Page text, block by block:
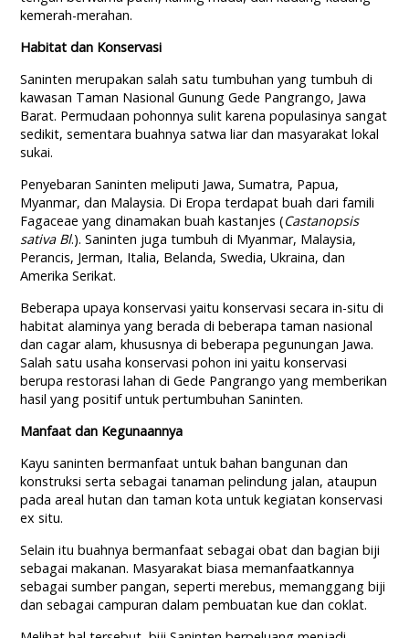
kemerah-merahan.
Habitat dan Konservasi
Saninten merupakan salah satu tumbuhan yang tumbuh di
kawasan Taman Nasional Gunung Gede Pangrango, Jawa
Barat. Permudaan pohonnya sulit karena populasinya sangat
sedikit, sementara buahnya satwa liar dan masyarakat lokal
sukai.
Penyebaran Saninten meliputi Jawa, Sumatra, Papua,
Myanmar, dan Malaysia. Di Eropa terdapat buah dari famili
Fagaceae yang dinamakan buah kastanjes (Castanopsis
sativa Bl.). Saninten juga tumbuh di Myanmar, Malaysia,
Perancis, Jerman, Italia, Belanda, Swedia, Ukraina, dan
Amerika Serikat.
Beberapa upaya konservasi yaitu konservasi secara in-situ di
habitat alaminya yang berada di beberapa taman nasional
dan cagar alam, khususnya di beberapa pegunungan Jawa.
Salah satu usaha konservasi pohon ini yaitu konservasi
berupa restorasi lahan di Gede Pangrango yang memberikan
hasil yang positif untuk pertumbuhan Saninten.
Manfaat dan Kegunaannya
Kayu saninten bermanfaat untuk bahan bangunan dan
konstruksi serta sebagai tanaman pelindung jalan, ataupun
pada areal hutan dan taman kota untuk kegiatan konservasi
ex situ.
Selain itu buahnya bermanfaat sebagai obat dan bagian biji
sebagai makanan. Masyarakat biasa memanfaatkannya
sebagai sumber pangan, seperti merebus, memanggang biji
dan sebagai campuran dalam pembuatan kue dan coklat.